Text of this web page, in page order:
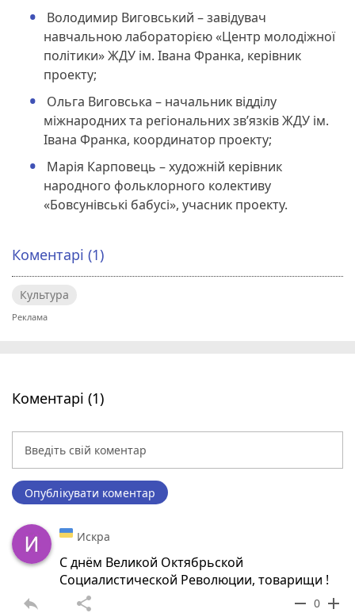
Володимир Виговський – завідувач
навчальною лабораторією «Центр молодіжної
політики» ЖДУ ім. Івана Франка, керівник
проекту;
Ольга Виговська – начальник відділу
міжнародних та регіональних зв’язків ЖДУ ім.
Івана Франка, координатор проекту;
Марія Карповець – художній керівник
народного фольклорного колективу
«Бовсунівські бабусі», учасник проекту.
Коментарі (1)
Культура
Коментарі (1)
Опублікувати коментар
Искра
С днём Великой Октябрьской
Социалистической Революции, товарищи !
reply share remove 0 add